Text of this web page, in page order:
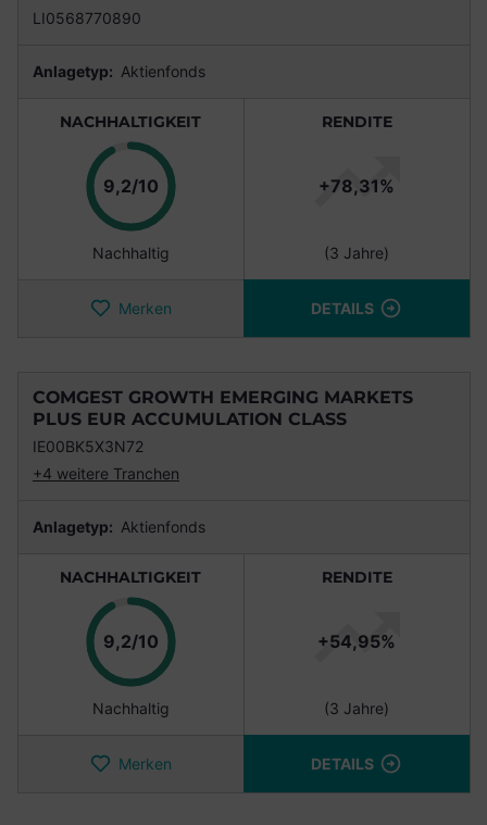
LI0568770890
Anlagetyp: Aktienfonds
NACHHALTIGKEIT
9,2/10Punkte
Nachhaltig
RENDITE
+78,31%
(3 Jahre)
Merken DETAILS
COMGEST GROWTH EMERGING MARKETS
PLUS EUR ACCUMULATION CLASS
IE00BK5X3N72
+4 weitere Tranchen
Anlagetyp: Aktienfonds
NACHHALTIGKEIT
9,2/10Punkte
Nachhaltig
RENDITE
+54,95%
(3 Jahre)
Merken DETAILS